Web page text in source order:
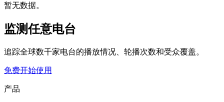
暂无数据。
监测任意电台
追踪全球数千家电台的播放情况、轮播次数和受众覆盖。
免费开始使用
产品